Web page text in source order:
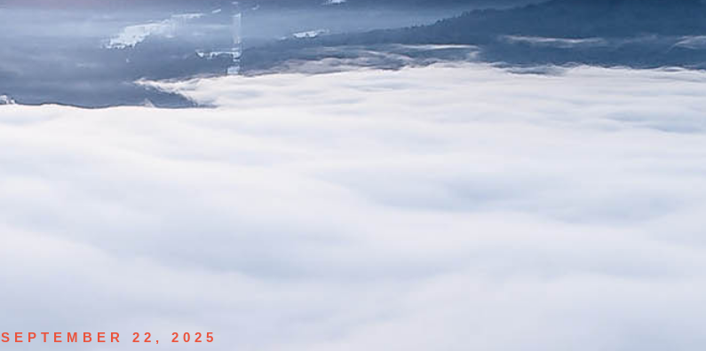
SEPTEMBER 22, 2025